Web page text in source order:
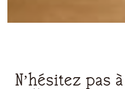
N’hésitez pas